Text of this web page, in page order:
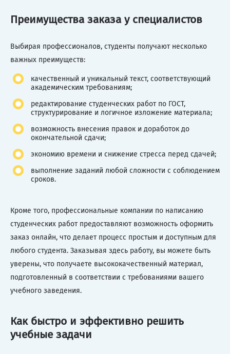
Преимущества заказа у специалистов
Выбирая профессионалов, студенты получают несколько
важных преимуществ:
качественный и уникальный текст, соответствующий
академическим требованиям;
редактирование студенческих работ по ГОСТ,
структурирование и логичное изложение материала;
возможность внесения правок и доработок до
окончательной сдачи;
экономию времени и снижение стресса перед сдачей;
выполнение заданий любой сложности с соблюдением
сроков.
Кроме того, профессиональные компании по написанию
студенческих работ предоставляют возможность оформить
заказ онлайн, что делает процесс простым и доступным для
любого студента. Заказывая здесь работу, вы можете быть
уверены, что получаете высококачественный материал,
подготовленный в соответствии с требованиями вашего
учебного заведения.
Как быстро и эффективно решить
учебные задачи